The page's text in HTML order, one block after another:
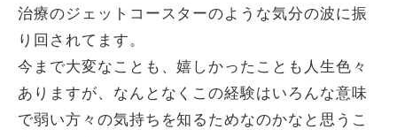
治療のジェットコースターのような気分の波に振
り回されてます。
今まで大変なことも、嬉しかったことも人生色々
ありますが、なんとなくこの経験はいろんな意味
で弱い方々の気持ちを知るためなのかなと思うこ